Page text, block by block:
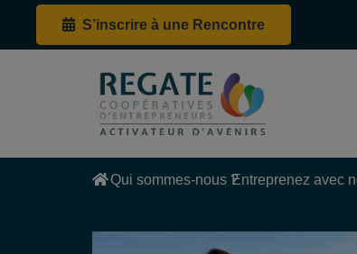
S’inscrire à une Rencontre
Qui sommes-nous ?Entreprenez avec